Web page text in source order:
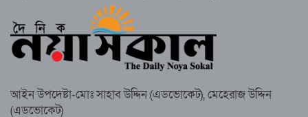
গাউসিয়া কমিটির সম্পাদক কামাল হোসাইনের
স্মরণ সভায় মিলাদ ও দোয়া
কামরুল কাননের ছবি বিকৃত করে অপপ্রচারের
আইন উপদেষ্টা-মোঃ সাহাব উদ্দিন (এডভোকেট), মেহেরাজ উদ্দিন
(এডভোকেট)